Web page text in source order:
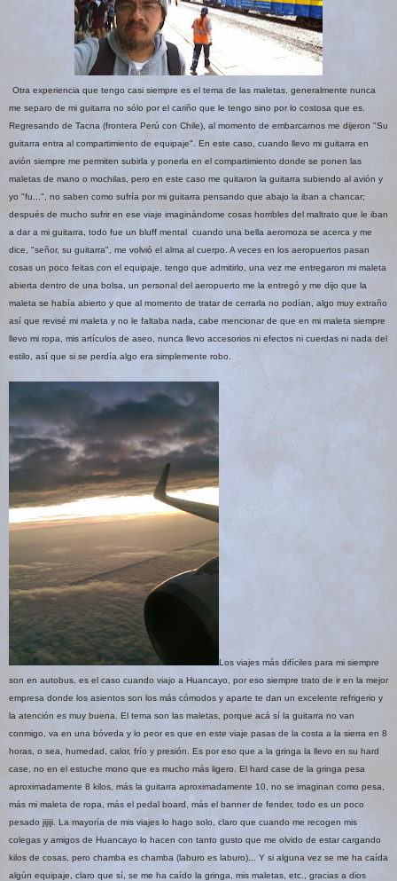
Otra experiencia que tengo casi siempre es el tema de las maletas, generalmente nunca
me separo de mi guitarra no sólo por el cariño que le tengo sino por lo costosa que es.
Regresando de Tacna (frontera Perú con Chile), al momento de embarcarnos me dijeron "Su
guitarra entra al compartimiento de equipaje". En este caso, cuando llevo mi guitarra en
avión siempre me permiten subirla y ponerla en el compartimiento donde se ponen las
maletas de mano o mochilas, pero en este caso me quitaron la guitarra subiendo al avión y
yo "fu...", no saben como sufría por mi guitarra pensando que abajo la iban a chancar;
después de mucho sufrir en ese viaje imaginándome cosas horribles del maltrato que le iban
a dar a mi guitarra, todo fue un bluff mental cuando una bella aeromoza se acerca y me
dice, "señor, su guitarra", me volvió el alma al cuerpo. A veces en los aeropuertos pasan
cosas un poco feitas con el equipaje, tengo que admitirlo, una vez me entregaron mi maleta
abierta dentro de una bolsa, un personal del aeropuerto me la entregó y me dijo que la
maleta se había abierto y que al momento de tratar de cerrarla no podían, algo muy extraño
así que revisé mi maleta y no le faltaba nada, cabe mencionar de que en mi maleta siempre
llevo mi ropa, mis artículos de aseo, nunca llevo accesorios ni efectos ni cuerdas ni nada del
estilo, así que si se perdía algo era simplemente robo.
Los viajes más difíciles para mi siempre
son en autobus, es el caso cuando viajo a Huancayo, por eso siempre trato de ir en la mejor
empresa donde los asientos son los más cómodos y aparte te dan un excelente refrigerio y
la atención es muy buena. El tema son las maletas, porque acá sí la guitarra no van
conmigo, va en una bóveda y lo peor es que en este viaje pasas de la costa a la sierra en 8
horas, o sea, humedad, calor, frío y presión. Es por eso que a la gringa la llevo en su hard
case, no en el estuche mono que es mucho más ligero. El hard case de la gringa pesa
aproximadamente 8 kilos, más la guitarra aproximadamente 10, no se imaginan como pesa,
más mi maleta de ropa, más el pedal board, más el banner de fender, todo es un poco
pesado jijiji. La mayoría de mis viajes lo hago solo, claro que cuando me recogen mis
colegas y amigos de Huancayo lo hacen con tanto gusto que me olvido de estar cargando
kilos de cosas, pero chamba es chamba (laburo es laburo)... Y si alguna vez se me ha caída
algún equipaje, claro que sí, se me ha caído la gringa, mis maletas, etc., gracias a dios